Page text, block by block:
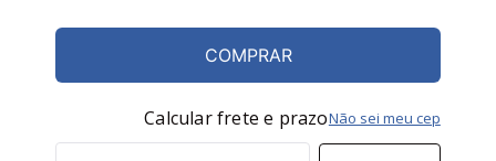
COMPRAR
Calcular frete e prazoNão sei meu cep